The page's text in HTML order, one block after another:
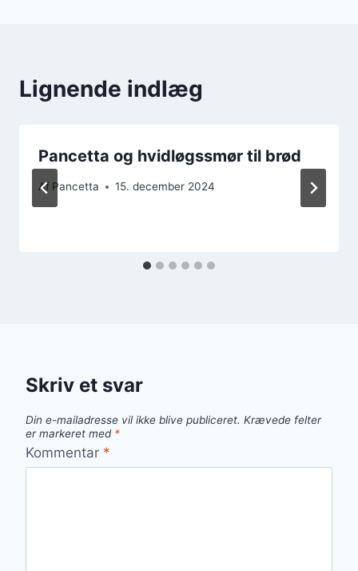
Lignende indlæg
Pancetta og hvidløgssmør til brød
Af Pancetta 15. december 2024
Skriv et svar
Din e-mailadresse vil ikke blive publiceret. Krævede felter
er markeret med *
Kommentar *